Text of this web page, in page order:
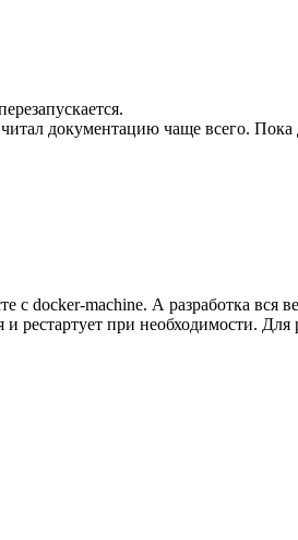
документацию чаще всего. Пока
docker-machine. А разработка вся
рестартует при необходимости.